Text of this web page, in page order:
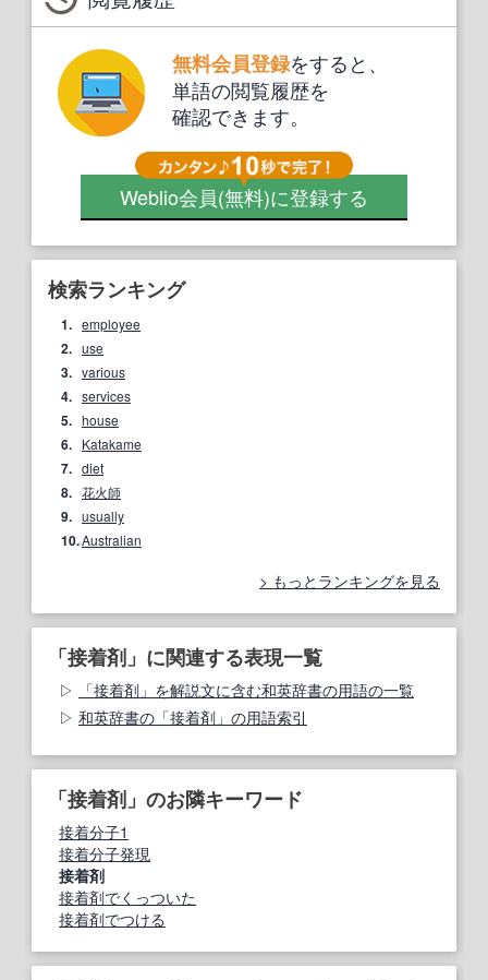
無料会員登録をすると、
単語の閲覧履歴を
確認できます。
Weblio会員(無料)に登録する
検索ランキング
1. employee
2. use
3. various
4. services
5. house
6. Katakame
7. diet
8. 花火師
9. usually
10.Australian
もっとランキングを見る
「接着剤」に関連する表現一覧
「接着剤」を解説文に含む和英辞書の用語の一覧
和英辞書の「接着剤」の用語索引
「接着剤」のお隣キーワード
接着分子1
接着分子発現
接着剤
接着剤でくっついた
接着剤でつける